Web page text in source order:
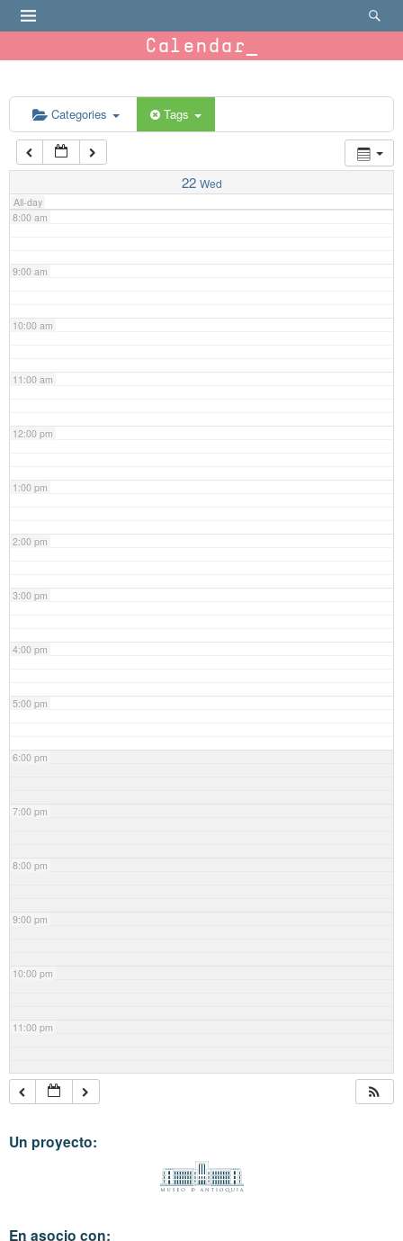
Calendar
Categories Tags
22 Wed
All-day
6:00 am
7:00 am
8:00 am
9:00 am
10:00 am
11:00 am
12:00 pm
1:00 pm
2:00 pm
3:00 pm
4:00 pm
5:00 pm
6:00 pm
7:00 pm
8:00 pm
9:00 pm
10:00 pm
11:00 pm
Un proyecto:
En asocio con: